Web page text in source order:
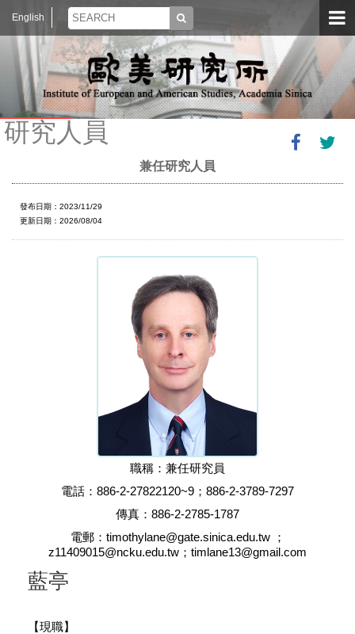
English
研究人員
兼任研究人員
發布日期：2023/11/29
更新日期：2026/08/04
職稱：兼任研究員
電話：886-2-27822120~9；886-2-3789-7297
傳真：886-2-2785-1787
電郵：timothylane@gate.sinica.edu.tw ；
z11409015@ncku.edu.tw；timlane13@gmail.com
藍亭
【現職】